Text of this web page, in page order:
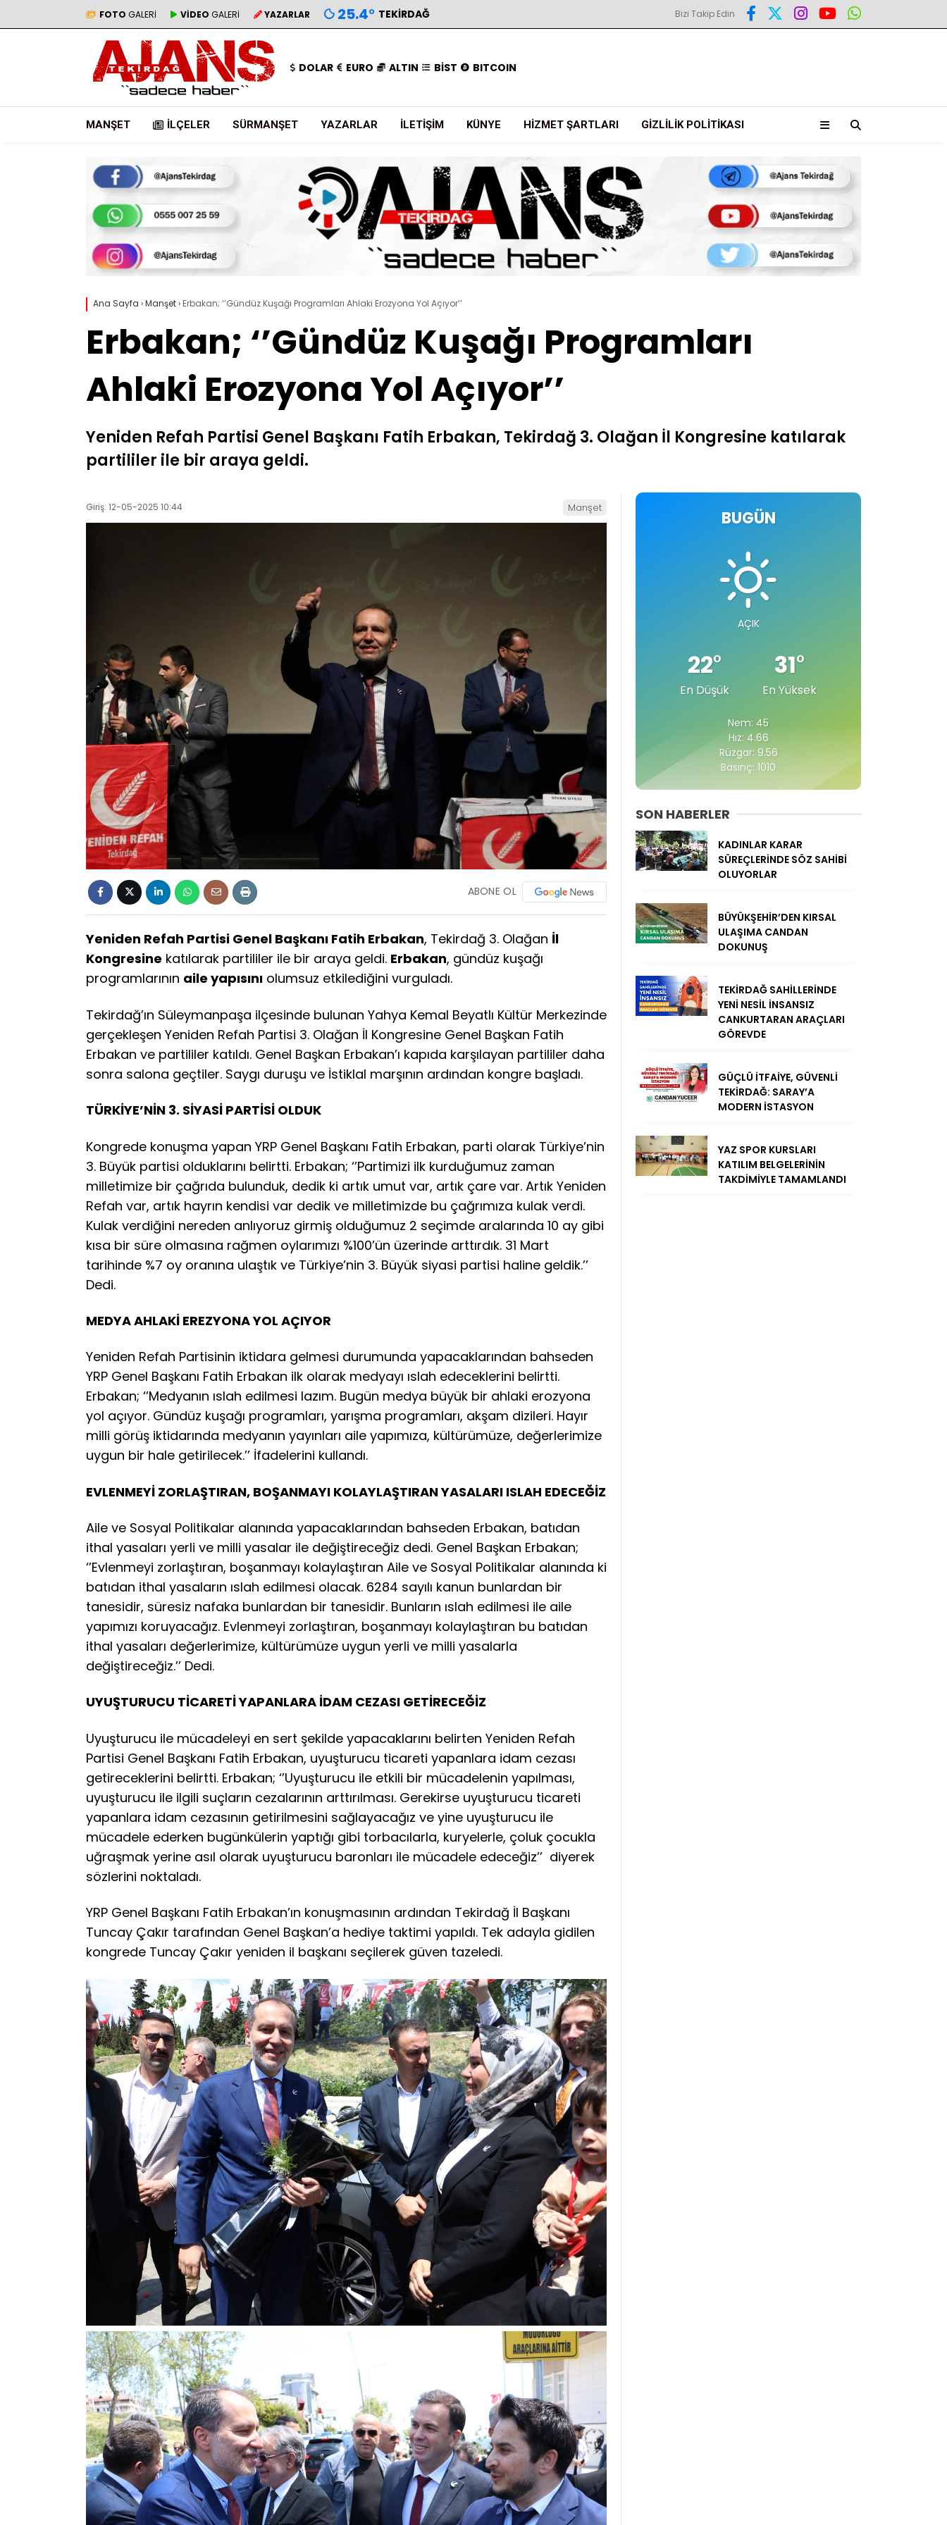
FOTO GALERİ VİDEO GALERİ YAZARLAR 25.4° TEKIRDAĞ Bizi Takip Edin
DOLAR EURO ALTIN BİST BITCOIN
MANŞET İLÇELER SÜRMANŞET YAZARLAR İLETIŞIM KÜNYE HIZMET ŞARTLARI GIZLILIK POLITIKASI
Ana Sayfa ›Manşet› Erbakan; ‘’Gündüz Kuşağı Programları Ahlaki Erozyona Yol Açıyor’’
Erbakan; ‘’Gündüz Kuşağı Programları
Ahlaki Erozyona Yol Açıyor’’
Yeniden Refah Partisi Genel Başkanı Fatih Erbakan, Tekirdağ 3. Olağan İl Kongresine katılarak
partililer ile bir araya geldi.
Giriş: 12-05-2025 10:44 Manşet
ABONE OL
Yeniden Refah Partisi Genel Başkanı Fatih Erbakan, Tekirdağ 3. Olağan İl
Kongresine katılarak partililer ile bir araya geldi. Erbakan, gündüz kuşağı
programlarının aile yapısını olumsuz etkilediğini vurguladı.
Tekirdağ’ın Süleymanpaşa ilçesinde bulunan Yahya Kemal Beyatlı Kültür Merkezinde
gerçekleşen Yeniden Refah Partisi 3. Olağan İl Kongresine Genel Başkan Fatih
Erbakan ve partililer katıldı. Genel Başkan Erbakan’ı kapıda karşılayan partililer daha
sonra salona geçtiler. Saygı duruşu ve İstiklal marşının ardından kongre başladı.
TÜRKİYE’NİN 3. SİYASİ PARTİSİ OLDUK
Kongrede konuşma yapan YRP Genel Başkanı Fatih Erbakan, parti olarak Türkiye’nin
3. Büyük partisi olduklarını belirtti. Erbakan; ‘’Partimizi ilk kurduğumuz zaman
milletimize bir çağrıda bulunduk, dedik ki artık umut var, artık çare var. Artık Yeniden
Refah var, artık hayrın kendisi var dedik ve milletimizde bu çağrımıza kulak verdi.
Kulak verdiğini nereden anlıyoruz girmiş olduğumuz 2 seçimde aralarında 10 ay gibi
kısa bir süre olmasına rağmen oylarımızı %100’ün üzerinde arttırdık. 31 Mart
tarihinde %7 oy oranına ulaştık ve Türkiye’nin 3. Büyük siyasi partisi haline geldik.’’
Dedi.
MEDYA AHLAKİ EREZYONA YOL AÇIYOR
Yeniden Refah Partisinin iktidara gelmesi durumunda yapacaklarından bahseden
YRP Genel Başkanı Fatih Erbakan ilk olarak medyayı ıslah edeceklerini belirtti.
Erbakan; ‘’Medyanın ıslah edilmesi lazım. Bugün medya büyük bir ahlaki erozyona
yol açıyor. Gündüz kuşağı programları, yarışma programları, akşam dizileri. Hayır
milli görüş iktidarında medyanın yayınları aile yapımıza, kültürümüze, değerlerimize
uygun bir hale getirilecek.’’ İfadelerini kullandı.
EVLENMEYİ ZORLAŞTIRAN, BOŞANMAYI KOLAYLAŞTIRAN YASALARI ISLAH EDECEĞİZ
Aile ve Sosyal Politikalar alanında yapacaklarından bahseden Erbakan, batıdan
ithal yasaları yerli ve milli yasalar ile değiştireceğiz dedi. Genel Başkan Erbakan;
‘’Evlenmeyi zorlaştıran, boşanmayı kolaylaştıran Aile ve Sosyal Politikalar alanında ki
batıdan ithal yasaların ıslah edilmesi olacak. 6284 sayılı kanun bunlardan bir
tanesidir, süresiz nafaka bunlardan bir tanesidir. Bunların ıslah edilmesi ile aile
yapımızı koruyacağız. Evlenmeyi zorlaştıran, boşanmayı kolaylaştıran bu batıdan
ithal yasaları değerlerimize, kültürümüze uygun yerli ve milli yasalarla
değiştireceğiz.’’ Dedi.
UYUŞTURUCU TİCARETİ YAPANLARA İDAM CEZASI GETİRECEĞİZ
Uyuşturucu ile mücadeleyi en sert şekilde yapacaklarını belirten Yeniden Refah
Partisi Genel Başkanı Fatih Erbakan, uyuşturucu ticareti yapanlara idam cezası
getireceklerini belirtti. Erbakan; ‘’Uyuşturucu ile etkili bir mücadelenin yapılması,
uyuşturucu ile ilgili suçların cezalarının arttırılması. Gerekirse uyuşturucu ticareti
yapanlara idam cezasının getirilmesini sağlayacağız ve yine uyuşturucu ile
mücadele ederken bugünkülerin yaptığı gibi torbacılarla, kuryelerle, çoluk çocukla
uğraşmak yerine asıl olarak uyuşturucu baronları ile mücadele edeceğiz’’ diyerek
sözlerini noktaladı.
YRP Genel Başkanı Fatih Erbakan’ın konuşmasının ardından Tekirdağ İl Başkanı
Tuncay Çakır tarafından Genel Başkan’a hediye taktimi yapıldı. Tek adayla gidilen
kongrede Tuncay Çakır yeniden il başkanı seçilerek güven tazeledi.
BUGÜN
AÇIK
22°
En Düşük
31°
En Yüksek
Nem: 45
Hız: 4.66
Rüzgar: 9.56
Basınç: 1010
SON HABERLER
KADINLAR KARAR
SÜREÇLERİNDE SÖZ SAHİBİ
OLUYORLAR
BÜYÜKŞEHİR’DEN KIRSAL
ULAŞIMA CANDAN
DOKUNUŞ
TEKİRDAĞ SAHİLLERİNDE
YENİ NESİL İNSANSIZ
CANKURTARAN ARAÇLARI
GÖREVDE
GÜÇLÜ İTFAİYE, GÜVENLİ
TEKİRDAĞ: SARAY’A
MODERN İSTASYON
YAZ SPOR KURSLARI
KATILIM BELGELERİNİN
TAKDİMİYLE TAMAMLANDI